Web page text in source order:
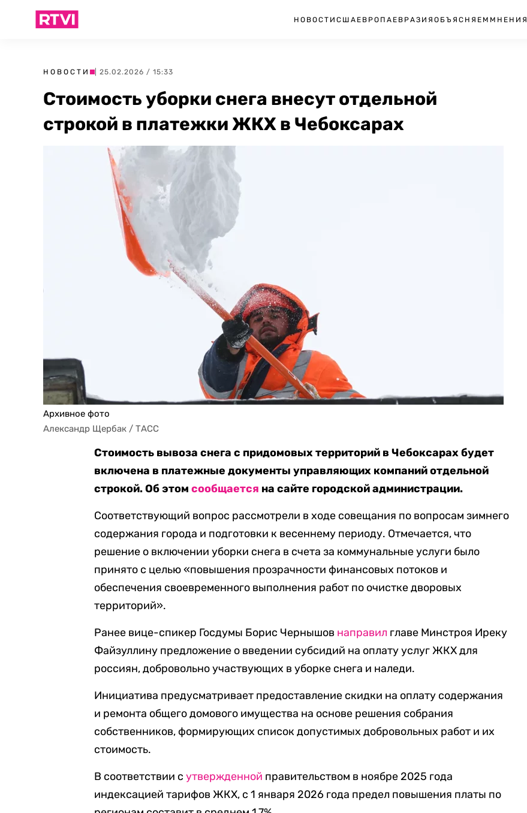
НОВОСТИ США ЕВРОПА ЕВРАЗИЯ ОБЪЯСНЯЕМ МНЕНИЯ
НОВОСТИ | 25.02.2026 / 15:33
Стоимость уборки снега внесут отдельной
строкой в платежки ЖКХ в Чебоксарах
Архивное фото
Александр Щербак / ТАСС
Стоимость вывоза снега с придомовых территорий в Чебоксарах будет
включена в платежные документы управляющих компаний отдельной
строкой. Об этомсообщается на сайте городской администрации.
Соответствующий вопрос рассмотрели в ходе совещания по вопросам зимнего
содержания города и подготовки к весеннему периоду. Отмечается, что
решение о включении уборки снега в счета за коммунальные услуги было
принято с целью «повышения прозрачности финансовых потоков и
обеспечения своевременного выполнения работ по очистке дворовых
территорий».
Ранее вице-спикер Госдумы Борис Чернышов направил главе Минстроя Иреку
Файзуллину предложение о введении субсидий на оплату услуг ЖКХ для
россиян, добровольно участвующих в уборке снега и наледи.
Инициатива предусматривает предоставление скидки на оплату содержания
и ремонта общего домового имущества на основе решения собрания
собственников, формирующих список допустимых добровольных работ и их
стоимость.
В соответствии сутвержденной правительством в ноябре 2025 года
индексацией тарифов ЖКХ, с 1 января 2026 года предел повышения платы по